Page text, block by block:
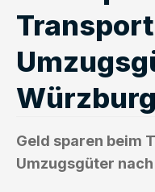
Würzburg
Geld sparen beim
Umzugsgüter